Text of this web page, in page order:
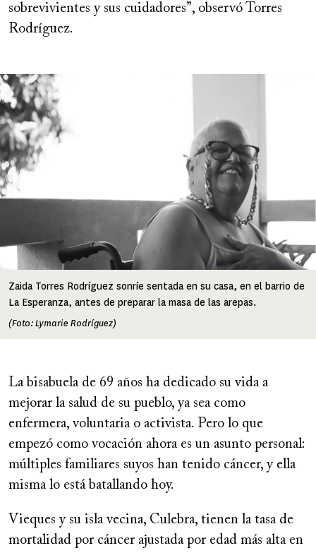
sobrevivientes y sus cuidadores”, observó Torres
Rodríguez.
Image
Zaida Torres Rodríguez sonríe sentada en su casa, en el barrio de
La Esperanza, antes de preparar la masa de las arepas.
(Foto: Lymarie Rodríguez)
La bisabuela de 69 años ha dedicado su vida a
mejorar la salud de su pueblo, ya sea como
enfermera, voluntaria o activista. Pero lo que
empezó como vocación ahora es un asunto personal:
múltiples familiares suyos han tenido cáncer, y ella
misma lo está batallando hoy.
Vieques y su isla vecina, Culebra, tienen la tasa de
mortalidad por cáncer ajustada por edad más alta en